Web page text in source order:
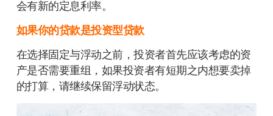
会有新的定息利率。
如果你的贷款是投资型贷款
在选择固定与浮动之前，投资者首先应该考虑的资
产是否需要重组，如果投资者有短期之内想要卖掉
的打算，请继续保留浮动状态。